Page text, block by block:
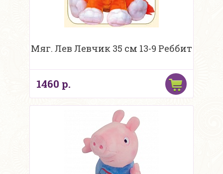
Мяг. Лев Левчик 35 см 13-9 Реббит
1460 р.